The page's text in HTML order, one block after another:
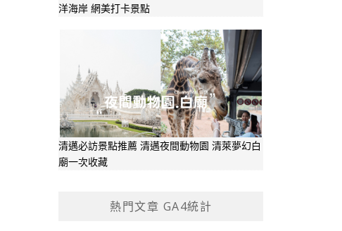
洋海岸 網美打卡景點
清邁必訪景點推薦 清邁夜間動物園 清萊夢幻白
廟一次收藏
熱門文章 GA4統計